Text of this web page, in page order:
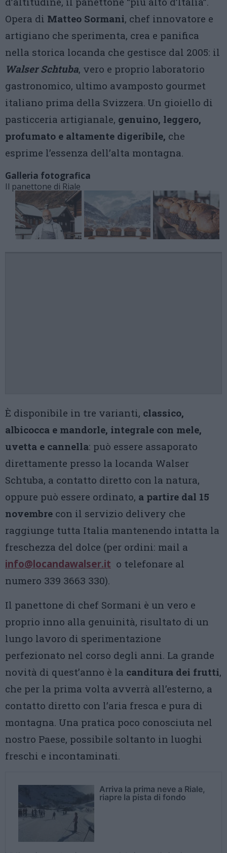
Opera di Matteo Sormani, chef innovatore e
artigiano che sperimenta, crea e panifica
nella storica locanda che gestisce dal 2005: il
Walser Schtuba, vero e proprio laboratorio
gastronomico, ultimo avamposto gourmet
italiano prima della Svizzera. Un gioiello di
pasticceria artigianale, genuino, leggero,
profumato e altamente digeribile, che
esprime l’essenza dell’alta montagna.
Galleria fotografica
Il panettone di Riale
È disponibile in tre varianti, classico,
albicocca e mandorle, integrale con mele,
uvetta e cannella: può essere assaporato
direttamente presso la locanda Walser
Schtuba, a contatto diretto con la natura,
oppure può essere ordinato, a partire dal 15
novembre con il servizio delivery che
raggiunge tutta Italia mantenendo intatta la
freschezza del dolce (per ordini: mail a
info@locandawalser.it o telefonare al
numero 339 3663 330).
Il panettone di chef Sormani è un vero e
proprio inno alla genuinità, risultato di un
lungo lavoro di sperimentazione
perfezionato nel corso degli anni. La grande
novità di quest’anno è la canditura dei frutti,
che per la prima volta avverrà all’esterno, a
contatto diretto con l’aria fresca e pura di
montagna. Una pratica poco conosciuta nel
nostro Paese, possibile soltanto in luoghi
freschi e incontaminati.